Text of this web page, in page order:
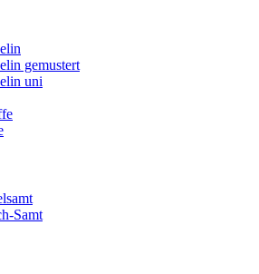
gemustert
uni
Samt